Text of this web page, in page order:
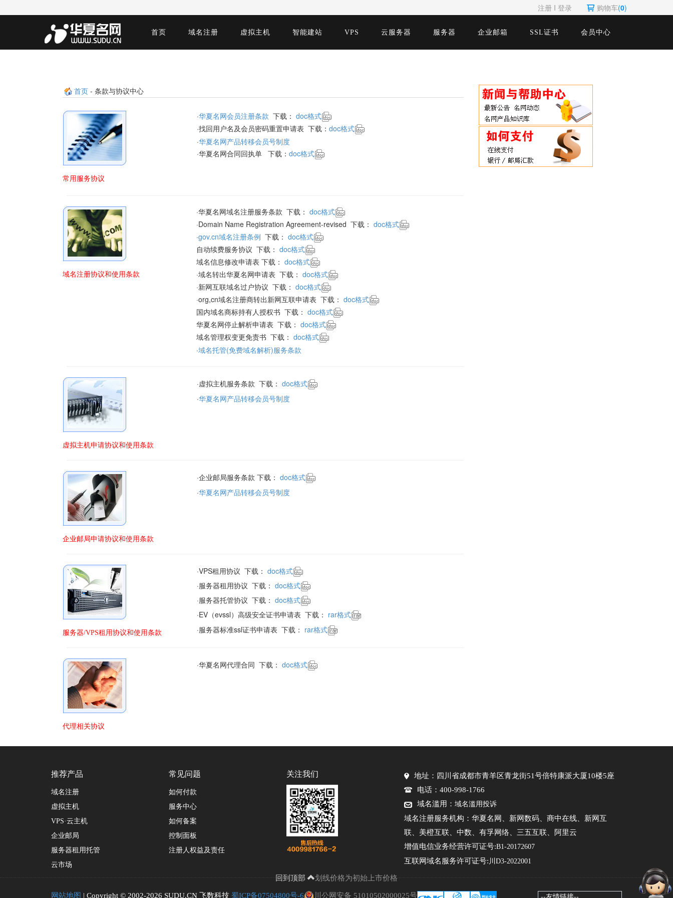
注册 Ι 登录 购物车(0)
首页 域名注册 虚拟主机 智能建站 VPS 云服务器 服务器 企业邮箱 SSL证书 会员中心
首页- 条款与协议中心
常用服务协议
·华夏名网会员注册条款 下载： doc格式
·找回用户名及会员密码重置申请表 下载： doc格式
·华夏名网产品转移会员号制度
·华夏名网合同回执单 下载： doc格式
域名注册协议和使用条款
·华夏名网域名注册服务条款 下载： doc格式
·Domain Name Registration Agreement-revised 下载： doc格式
·gov.cn域名注册条例 下载： doc格式
自动续费服务协议 下载： doc格式
域名信息修改申请表 下载： doc格式
·域名转出华夏名网申请表 下载： doc格式
·新网互联域名过户协议 下载： doc格式
·org,cn域名注册商转出新网互联申请表 下载： doc格式
国内域名商标持有人授权书 下载： doc格式
华夏名网停止解析申请表 下载： doc格式
域名管理权变更免责书 下载： doc格式
·域名托管(免费域名解析)服务条款
虚拟主机申请协议和使用条款
·虚拟主机服务条款 下载： doc格式
·华夏名网产品转移会员号制度
企业邮局申请协议和使用条款
·企业邮局服务条款 下载： doc格式
·华夏名网产品转移会员号制度
服务器/VPS租用协议和使用条款
·VPS租用协议 下载： doc格式
·服务器租用协议 下载： doc格式
·服务器托管协议 下载： doc格式
·EV（evssl）高级安全证书申请表 下载： rar格式
·服务器标准ssl证书申请表 下载： rar格式
代理相关协议
·华夏名网代理合同 下载： doc格式
推荐产品
域名注册
虚拟主机
VPS·云主机
企业邮局
服务器租用托管
云市场
常见问题
如何付款
服务中心
如何备案
控制面板
注册人权益及责任
关注我们
地址：四川省成都市青羊区青龙街51号倍特康派大厦10楼5座
电话：400-998-1766
域名滥用： 域名滥用投诉
域名注册服务机构：华夏名网、新网数码、商中在线、新网互
联、美橙互联、中数、有孚网络、三五互联、阿里云
增值电信业务经营许可证号:B1-20172607
互联网域名服务许可证号: 川D3-2022001
回到顶部 划线价格为初始上市价格
网站地图 | Copyright © 2002-2026 SUDU.CN 飞数科技 蜀ICP备07504800号-6 川公网安备 51010502000025号 --友情链接--